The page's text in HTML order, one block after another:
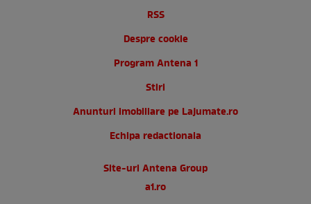
RSS
Despre cookie
Program Antena 1
Stiri
Anunturi imobiliare pe Lajumate.ro
Echipa redactionala
Site-uri Antena Group
a1.ro